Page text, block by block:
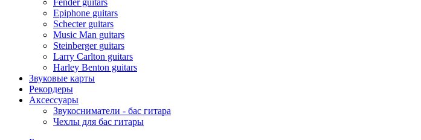
Fender guitars
Epiphone guitars
Schecter guitars
Music Man guitars
Steinberger guitars
Larry Carlton guitars
Harley Benton guitars
Звуковые карты
Рекордеры
Аксессуары
Звукосниматели - бас гитара
Чехлы для бас гитары